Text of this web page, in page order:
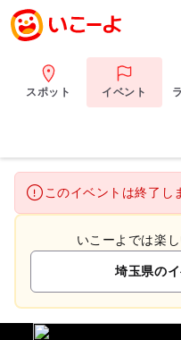
スポット イベント
このイベントは終了し
いこーよでは楽
埼玉県の